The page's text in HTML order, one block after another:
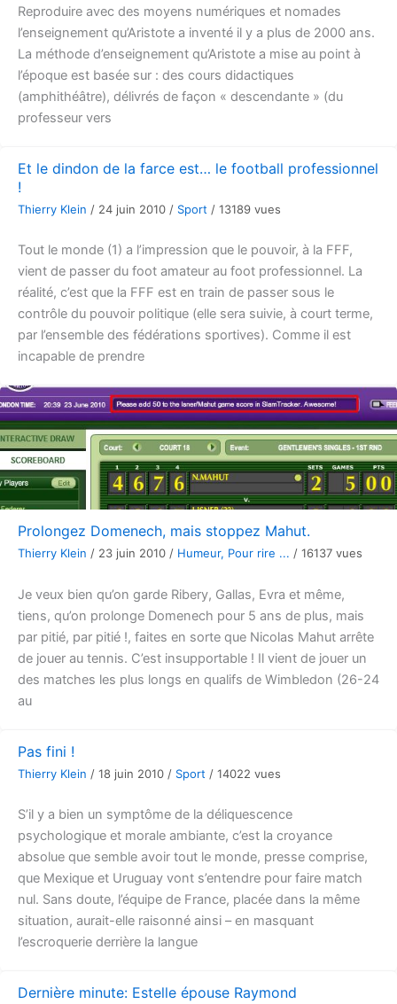
Reproduire avec des moyens numériques et nomades
l’enseignement qu’Aristote a inventé il y a plus de 2000 ans.
La méthode d’enseignement qu’Aristote a mise au point à
l’époque est basée sur : des cours didactiques
(amphithéâtre), délivrés de façon « descendante » (du
professeur vers
Et le dindon de la farce est… le football professionnel
!
Thierry Klein / 24 juin 2010 / Sport / 13189 vues
Tout le monde (1) a l’impression que le pouvoir, à la FFF,
vient de passer du foot amateur au foot professionnel. La
réalité, c’est que la FFF est en train de passer sous le
contrôle du pouvoir politique (elle sera suivie, à court terme,
par l’ensemble des fédérations sportives). Comme il est
incapable de prendre
Prolongez Domenech, mais stoppez Mahut.
Thierry Klein / 23 juin 2010 / Humeur, Pour rire ... / 16137 vues
Je veux bien qu’on garde Ribery, Gallas, Evra et même,
tiens, qu’on prolonge Domenech pour 5 ans de plus, mais
par pitié, par pitié !, faites en sorte que Nicolas Mahut arrête
de jouer au tennis. C’est insupportable ! Il vient de jouer un
des matches les plus longs en qualifs de Wimbledon (26-24
au
Pas fini !
Thierry Klein / 18 juin 2010 / Sport / 14022 vues
S’il y a bien un symptôme de la déliquescence
psychologique et morale ambiante, c’est la croyance
absolue que semble avoir tout le monde, presse comprise,
que Mexique et Uruguay vont s’entendre pour faire match
nul. Sans doute, l’équipe de France, placée dans la même
situation, aurait-elle raisonné ainsi – en masquant
l’escroquerie derrière la langue
Dernière minute: Estelle épouse Raymond